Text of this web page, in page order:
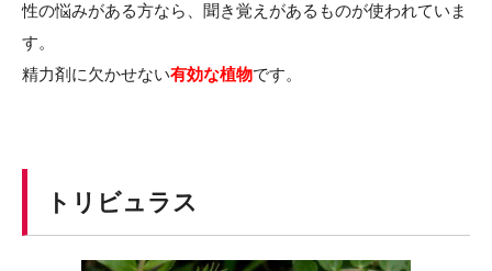
性の悩みがある方なら、聞き覚えがあるものが使われていま
す。
精力剤に欠かせない有効な植物です。
トリビュラス